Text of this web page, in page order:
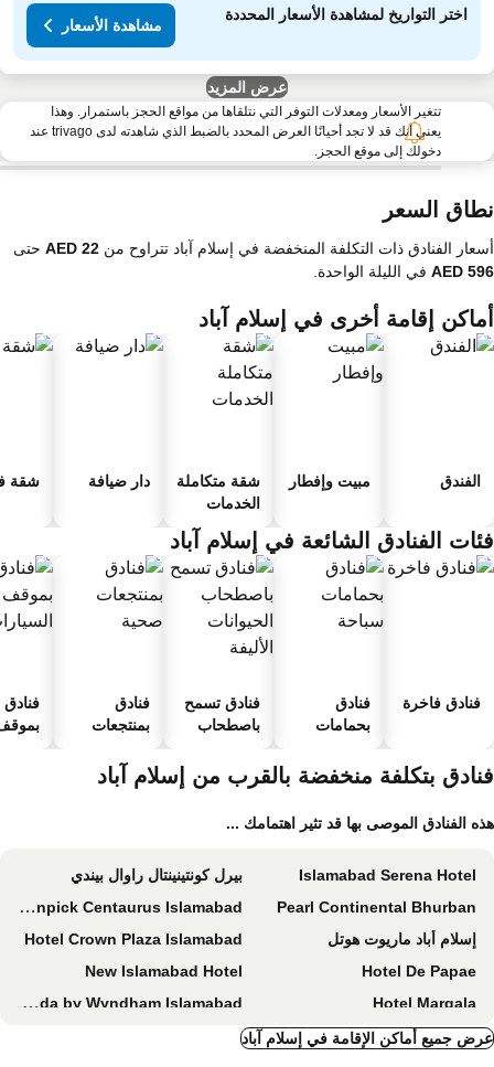
اختر التواريخ لمشاهدة الأسعار المحددة
مشاهدة الأسعار
عرض المزيد
تتغير الأسعار ومعدلات التوفر التي نتلقاها من مواقع الحجز باستمرار. وهذا
يعني أنك قد لا تجد أحيانًا العرض المحدد بالضبط الذي شاهدته لدى trivago عند
دخولك إلى موقع الحجز.
السعر
الفنادق ذات التكلفة المنخفضة في إسلام آباد تتراوح من
حتى
في الليلة الواحدة.
إقامة أخرى في إسلام آباد
الفندق مبيت وإفطار
شقة متكاملة
الخدمات
دار ضيافة شقة
الفنادق الشائعة في إسلام آباد
فنادق فاخرة
فنادق
بحمامات
فنادق تسمح
باصطحاب
الأليفة
فنادق
بمنتجعات
فنادق
بتكلفة منخفضة بالقرب من إسلام آباد
الفنادق الموصى بها قد تثير اهتمامك ...
Islamabad Serena Hotel
بيرل كونتينينتال راوال بيندي
Pearl Continental Bhurban
Movenpick Centaurus Islamabad
إسلام أباد ماريوت هوتل
Hotel Crown Plaza Islamabad
Hotel De Papae
New Islamabad Hotel
Hotel Margala
Ramada by Wyndham Islamabad
Cecil by Pearl Continental
Hotel Crown Palaceجميع أماكن الإقامة في إسلام آباد